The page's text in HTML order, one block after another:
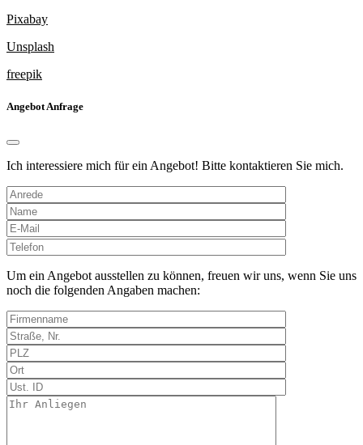
Pixabay
Unsplash
freepik
Angebot Anfrage
Ich interessiere mich für ein Angebot! Bitte kontaktieren Sie mich.
Bitte
lasse
dieses
Feld
Um ein Angebot ausstellen zu können, freuen wir uns, wenn Sie uns
noch die folgenden Angaben machen: